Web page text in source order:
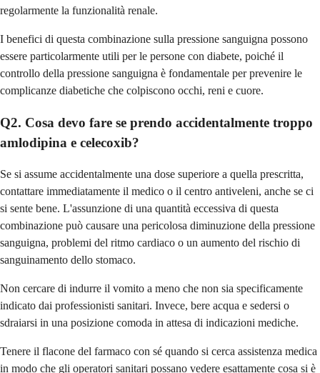
regolarmente la funzionalità renale.
I benefici di questa combinazione sulla pressione sanguigna possono
essere particolarmente utili per le persone con diabete, poiché il
controllo della pressione sanguigna è fondamentale per prevenire le
complicanze diabetiche che colpiscono occhi, reni e cuore.
Q2. Cosa devo fare se prendo accidentalmente troppo
amlodipina e celecoxib?
Se si assume accidentalmente una dose superiore a quella prescritta,
contattare immediatamente il medico o il centro antiveleni, anche se ci
si sente bene. L'assunzione di una quantità eccessiva di questa
combinazione può causare una pericolosa diminuzione della pressione
sanguigna, problemi del ritmo cardiaco o un aumento del rischio di
sanguinamento dello stomaco.
Non cercare di indurre il vomito a meno che non sia specificamente
indicato dai professionisti sanitari. Invece, bere acqua e sedersi o
sdraiarsi in una posizione comoda in attesa di indicazioni mediche.
Tenere il flacone del farmaco con sé quando si cerca assistenza medica
in modo che gli operatori sanitari possano vedere esattamente cosa si è